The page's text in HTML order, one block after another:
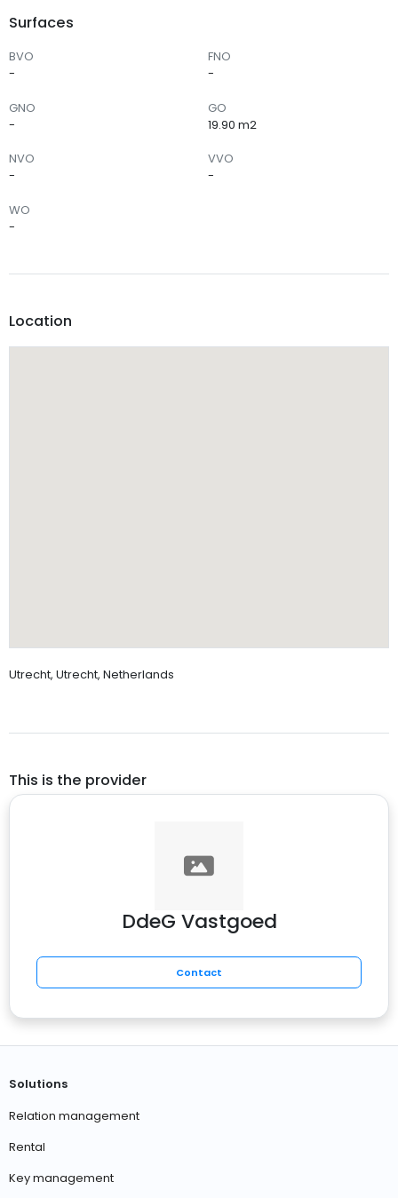
Surfaces
BVO
-
FNO
-
GNO
-
GO
19.90 m2
NVO
-
VVO
-
WO
-
Location
Utrecht, Utrecht, Netherlands
This is the provider
DdeG Vastgoed
Contact
Solutions
Relation management
Rental
Key management